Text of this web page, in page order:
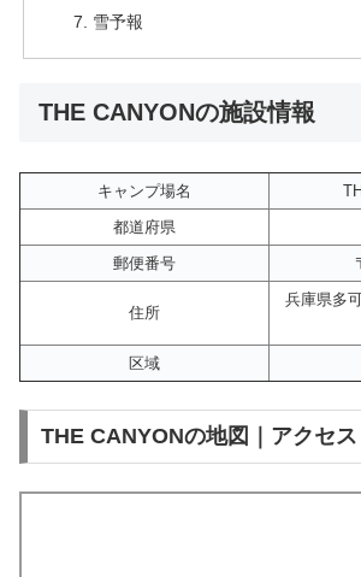
雪予報
THE CANYONの施設情報
キャンプ場名
都道府県
郵便番号
住所
兵庫県多
区域
THE CANYONの地図｜アクセス